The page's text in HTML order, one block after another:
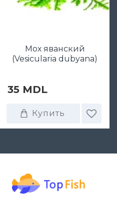
Мох яванский
(Vesicularia dubyana)
35 MDL
Купить